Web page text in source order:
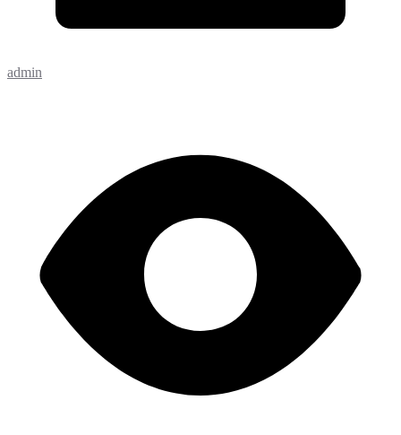
admin